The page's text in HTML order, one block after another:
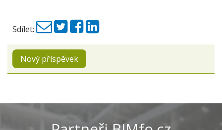
Sdílet:
Nový příspěvek